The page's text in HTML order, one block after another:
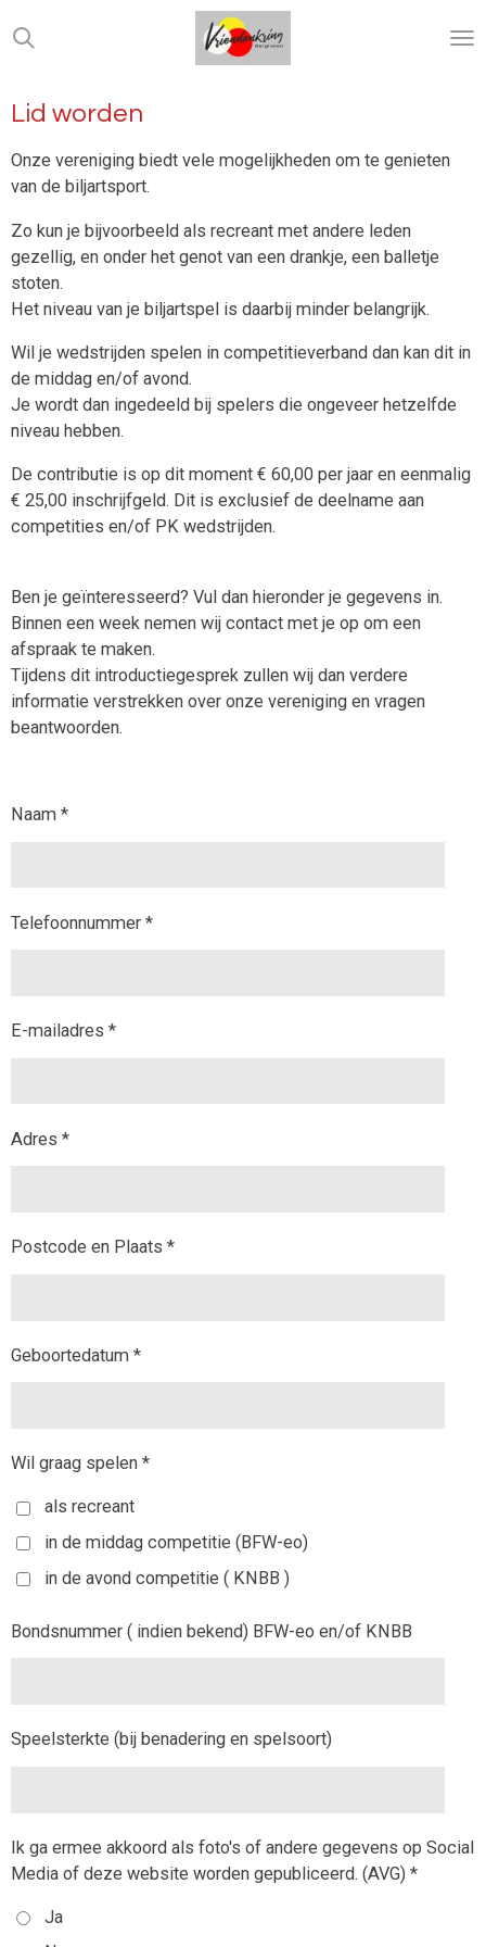
Ga
direct
de
hoofdinhoud
Lid worden
Onze vereniging biedt vele mogelijkheden om te genieten
van de biljartsport.
Zo kun je bijvoorbeeld als recreant met andere leden
gezellig, en onder het genot van een drankje, een balletje
stoten.
Het niveau van je biljartspel is daarbij minder belangrijk.
Wil je wedstrijden spelen in competitieverband dan kan dit in
de middag en/of avond.
Je wordt dan ingedeeld bij spelers die ongeveer hetzelfde
niveau hebben.
De contributie is op dit moment € 60,00 per jaar en eenmalig
€ 25,00 inschrijfgeld. Dit is exclusief de deelname aan
competities en/of PK wedstrijden.
Ben je geïnteresseerd? Vul dan hieronder je gegevens in.
Binnen een week nemen wij contact met je op om een
afspraak te maken.
Tijdens dit introductiegesprek zullen wij dan verdere
informatie verstrekken over onze vereniging en vragen
beantwoorden.
Naam *
Telefoonnummer *
E-mailadres *
Adres *
Postcode en Plaats *
Geboortedatum *
Wil graag spelen *
als recreant
in de middag competitie (BFW-eo)
in de avond competitie ( KNBB )
Bondsnummer ( indien bekend) BFW-eo en/of KNBB
Speelsterkte (bij benadering en spelsoort)
Ik ga ermee akkoord als foto's of andere gegevens op Social
Media of deze website worden gepubliceerd. (AVG) *
Ja